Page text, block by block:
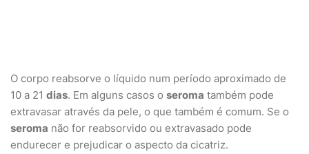
O corpo reabsorve o líquido num período aproximado de
10 a 21 dias. Em alguns casos o seroma também pode
extravasar através da pele, o que também é comum. Se o
seroma não for reabsorvido ou extravasado pode
endurecer e prejudicar o aspecto da cicatriz.